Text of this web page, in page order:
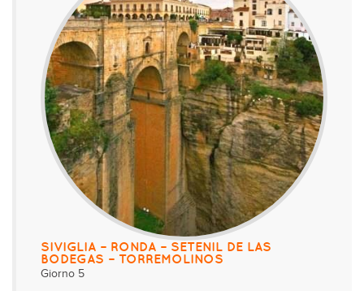
SIVIGLIA – RONDA – SETENIL DE LAS
BODEGAS – TORREMOLINOS
Giorno 5